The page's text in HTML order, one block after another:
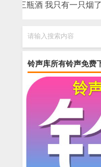
支烟三瓶酒 我只有一只烟
请输入搜索内容
铃声库所有铃声免费